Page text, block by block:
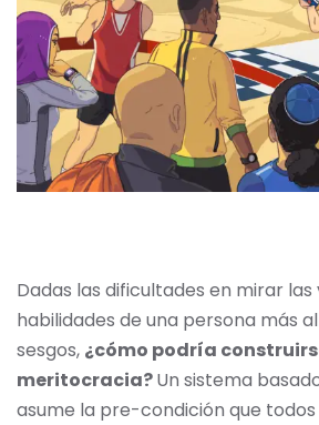
Dadas las dificultades en mirar
habilidades de una persona más
sesgos, ¿cómo podría
meritocracia?Un sistema
asume la pre-condición que